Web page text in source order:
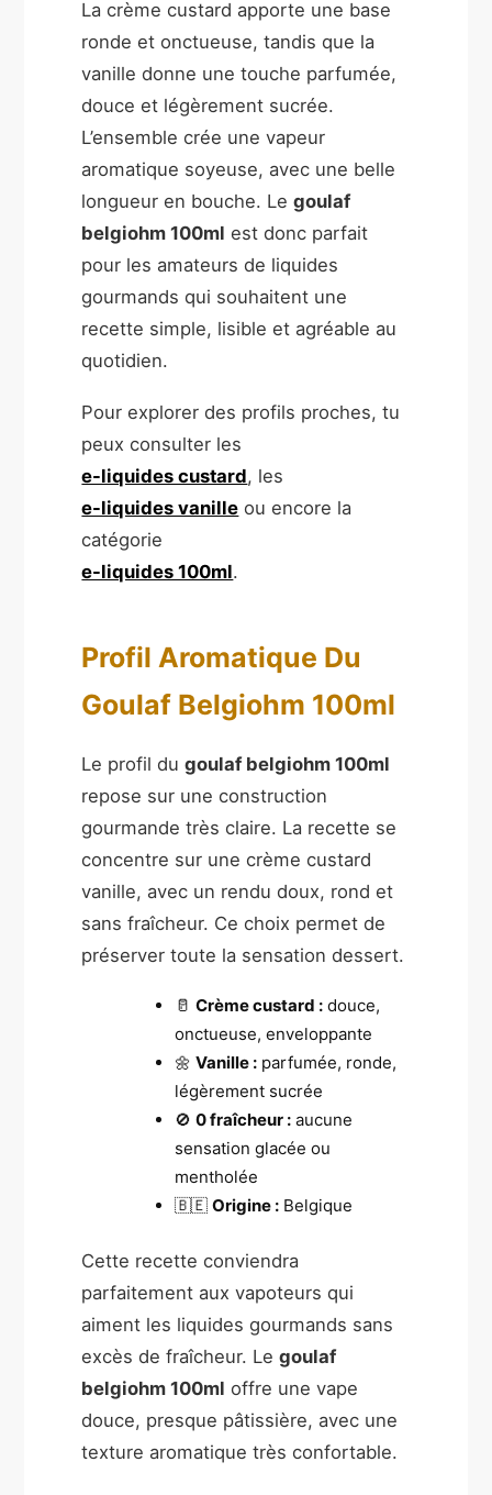
La crème custard apporte une base
ronde et onctueuse, tandis que la
vanille donne une touche parfumée,
douce et légèrement sucrée.
L’ensemble crée une vapeur
aromatique soyeuse, avec une belle
longueur en bouche. Legoulaf
belgiohm 100ml est donc parfait
pour les amateurs de liquides
gourmands qui souhaitent une
recette simple, lisible et agréable au
quotidien.
Pour explorer des profils proches, tu
peux consulter les
e-liquides custard, les
e-liquides vanille ou encore la
catégorie
e-liquides 100ml.
Profil Aromatique Du
Goulaf Belgiohm 100ml
Le profil dugoulaf belgiohm 100ml
repose sur une construction
gourmande très claire. La recette se
concentre sur une crème custard
vanille, avec un rendu doux, rond et
sans fraîcheur. Ce choix permet de
préserver toute la sensation dessert.
🥛Crème custard : douce,
onctueuse, enveloppante
🌼Vanille : parfumée, ronde,
légèrement sucrée
🚫0 fraîcheur : aucune
sensation glacée ou
mentholée
🇧🇪Origine : Belgique
Cette recette conviendra
parfaitement aux vapoteurs qui
aiment les liquides gourmands sans
excès de fraîcheur. Legoulaf
belgiohm 100ml offre une vape
douce, presque pâtissière, avec une
texture aromatique très confortable.